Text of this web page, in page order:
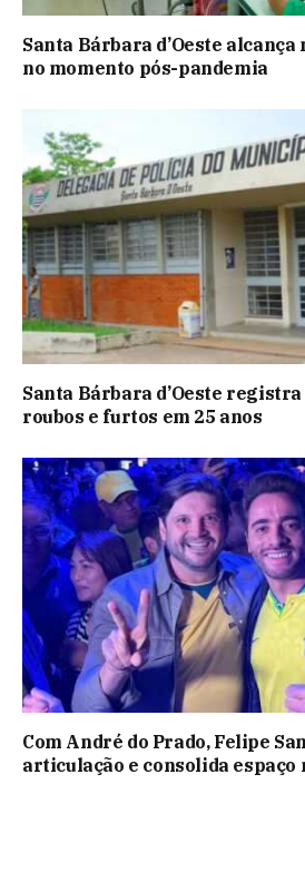
Santa Bárbara d’Oeste
no momento pós-pandemia
Santa Bárbara d’Oeste
roubos e furtos em 25 anos
Com André do Prado, Felipe
articulação e consolida